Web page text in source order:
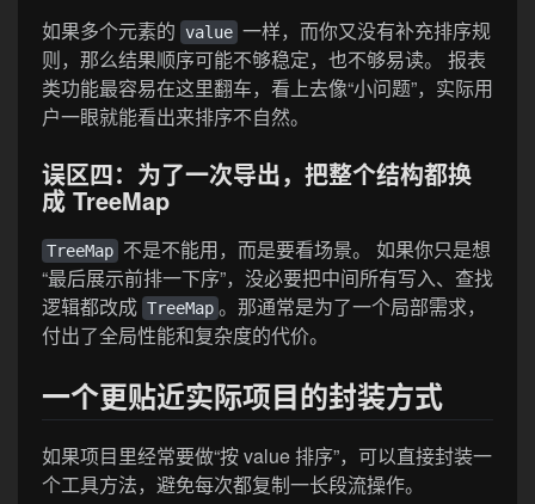
如果多个元素的 value 一样，而你又没有补充排序规
则，那么结果顺序可能不够稳定，也不够易读。 报表
类功能最容易在这里翻车，看上去像“小问题”，实际用
户一眼就能看出来排序不自然。
误区四：为了一次导出，把整个结构都换
成 TreeMap
TreeMap 不是不能用，而是要看场景。 如果你只是想
“最后展示前排一下序”，没必要把中间所有写入、查找
逻辑都改成 TreeMap 。那通常是为了一个局部需求，
付出了全局性能和复杂度的代价。
一个更贴近实际项目的封装方式
如果项目里经常要做“按 value 排序”，可以直接封装一
个工具方法，避免每次都复制一长段流操作。